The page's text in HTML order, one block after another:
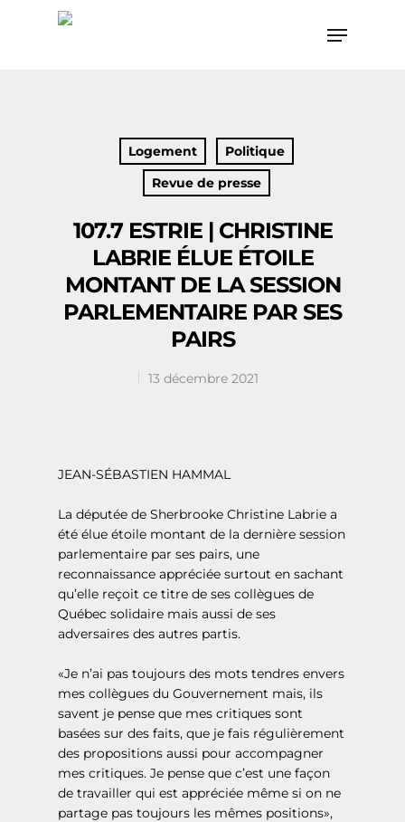
Logement
Politique
Revue de presse
107.7 ESTRIE | CHRISTINE
LABRIE ÉLUE ÉTOILE
MONTANT DE LA SESSION
PARLEMENTAIRE PAR SES
PAIRS
13 décembre 2021
JEAN-SÉBASTIEN HAMMAL
La députée de Sherbrooke Christine Labrie a
été élue étoile montant de la dernière session
parlementaire par ses pairs, une
reconnaissance appréciée surtout en sachant
qu’elle reçoit ce titre de ses collègues de
Québec solidaire mais aussi de ses
adversaires des autres partis.
«Je n’ai pas toujours des mots tendres envers
mes collègues du Gouvernement mais, ils
savent je pense que mes critiques sont
basées sur des faits, que je fais régulièrement
des propositions aussi pour accompagner
mes critiques. Je pense que c’est une façon
de travailler qui est appréciée même si on ne
partage pas toujours les mêmes positions»,